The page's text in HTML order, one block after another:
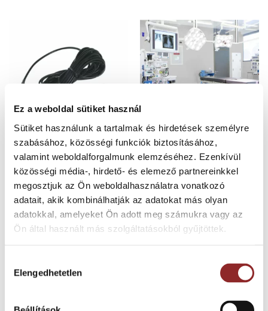
Ez a weboldal sütiket használ
Sütiket használunk a tartalmak és hirdetések személyre
szabásához, közösségi funkciók biztosításához,
valamint weboldalforgalmunk elemzéséhez. Ezenkívül
közösségi média-, hirdető- és elemező partnereinkkel
megosztjuk az Ön weboldalhasználatra vonatkozó
adatait, akik kombinálhatják az adatokat más olyan
adatokkal, amelyeket Ön adott meg számukra vagy az
Ön által használt más szolgáltatásokból gyűjtöttek.
kiválasztása
Elengedhetetlen
ESD MEGOLDÁSOK
Szőnyeg földelő kábel ESD
védelemmel 051
IPARI PADLÓBURKOLATOK
Tarkett iQ Granit SD tartósan
sztatikus disszipatív PVC
padlóburkolat